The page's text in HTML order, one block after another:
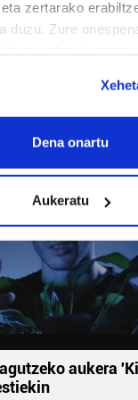
zertarako
duzu. Zure
also like to:
about your
device by actively
how your personal
in thedetails
zure datu
zure IP zenbakia,
Dena onartu
Aukeratu
aukera